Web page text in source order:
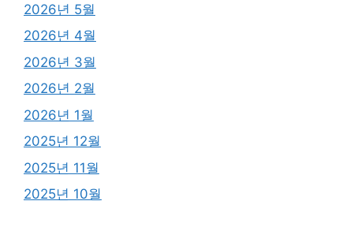
2026년 5월
2026년 4월
2026년 3월
2026년 2월
2026년 1월
2025년 12월
2025년 11월
2025년 10월